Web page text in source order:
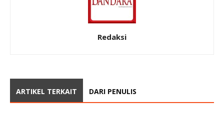
Redaksi
ARTIKEL TERKAIT DARI PENULIS